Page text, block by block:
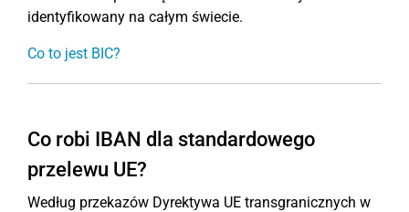
identyfikowany na całym świecie.
Co to jest BIC?
Co robi IBAN dla standardowego
przelewu UE?
Według przekazów Dyrektywa UE transgranicznych w